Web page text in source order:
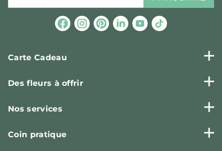
Carte Cadeau
Des fleurs à offrir
Nos services
Coin pratique